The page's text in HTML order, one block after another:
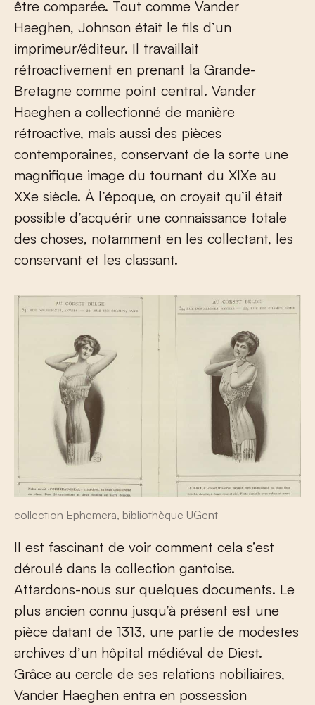
être comparée. Tout comme Vander
Haeghen, Johnson était le fils d’un
imprimeur/éditeur. Il travaillait
rétroactivement en prenant la Grande-
Bretagne comme point central. Vander
Haeghen a collectionné de manière
rétroactive, mais aussi des pièces
contemporaines, conservant de la sorte une
magnifique image du tournant du XIXe au
XXe siècle. À l’époque, on croyait qu’il était
possible d’acquérir une connaissance totale
des choses, notamment en les collectant, les
conservant et les classant.
collection Ephemera, bibliothèque UGent
Il est fascinant de voir comment cela s’est
déroulé dans la collection gantoise.
Attardons-nous sur quelques documents. Le
plus ancien connu jusqu’à présent est une
pièce datant de 1313, une partie de modestes
archives d’un hôpital médiéval de Diest.
Grâce au cercle de ses relations nobiliaires,
Vander Haeghen entra en possession